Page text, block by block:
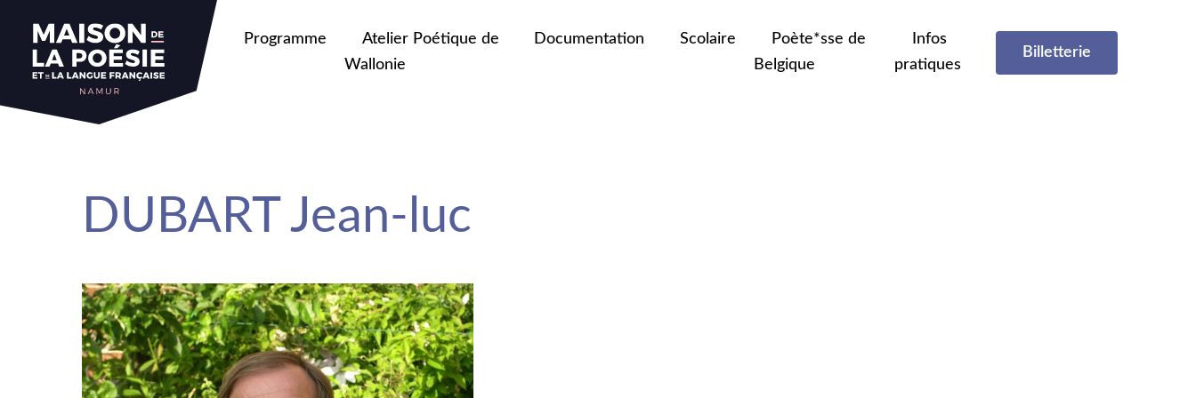
Programme
Atelier Poétique de
Wallonie
Documentation Scolaire
Poète*sse de
Belgique
Infos
pratiques
Billetterie
DUBART Jean-luc